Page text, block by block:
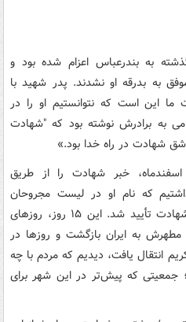
به بندرعباس اعزام شده بود و
به بدرقه او نشدند. پدر شهید با
این است که نتوانستیم او را در
به برادرش نوشته بود که "شهادت
شهادت در راه خدا بود.»
پدر شهید ادامه داد: «روز ۱۳ اسفندماه، خبر شهادت را از طریق
که نام او در لیست مجروحان
سریلانکا باشد، اما متأسفانه خبر شهادت تأیید شد. این ۱۵ روز، روزهای
به ایران بازگشت و روزها در
انتقال یافت، دیدیم که مردم با چه
جمعیتی که پیش‌تر در این شهر برای